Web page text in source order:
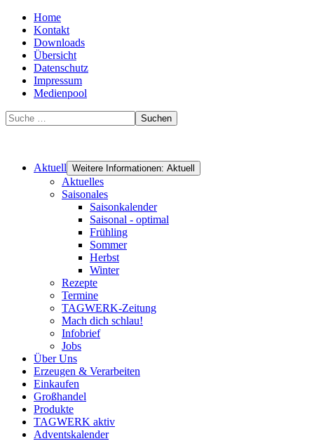
Home
Kontakt
Downloads
Übersicht
Datenschutz
Impressum
Medienpool
Suchen
Aktuell Weitere Informationen: Aktuell
Aktuelles
Saisonales
Saisonkalender
Saisonal - optimal
Frühling
Sommer
Herbst
Winter
Rezepte
Termine
TAGWERK-Zeitung
Mach dich schlau!
Infobrief
Jobs
Über Uns
Erzeugen & Verarbeiten
Einkaufen
Großhandel
Produkte
TAGWERK aktiv
Adventskalender